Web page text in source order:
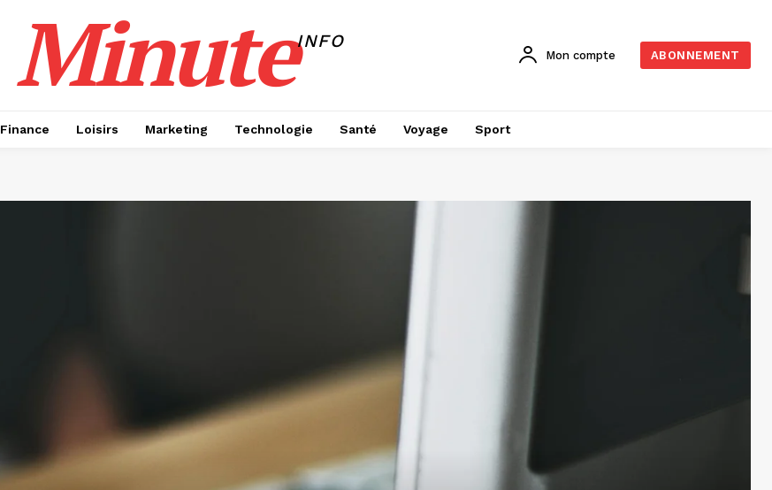
MinuteINFO
Mon compte ABONNEMENT
Finance Loisirs Marketing Technologie Santé Voyage Sport